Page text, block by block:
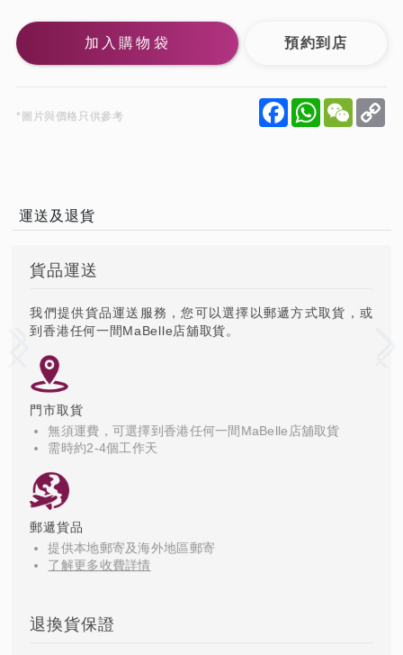
加入購物袋
*圖片與價格只供參考
Facebook
WhatsApp
運送及退貨
貨品運送
我們提供貨品運送服務，您可以選擇以郵遞方式取貨，或
到香港任何一間MaBelle店舖取貨。
門市取貨
無須運費，可選擇到香港任何一間MaBelle店舖取貨
需時約2-4個工作天
郵遞貨品
提供本地郵寄及海外地區郵寄
了解更多收費詳情
退換貨保證